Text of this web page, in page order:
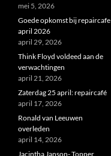
mei 5, 2026
Goede opkomst bij repaircafe
april 2026
april 29, 2026
Think Floyd voldeed aan de
verwachtingen
april 21, 2026
Zaterdag 25 april: repaircafé
april 17, 2026
Ronald van Leeuwen
overleden
april 14, 2026
Jacintha Janson- Topper